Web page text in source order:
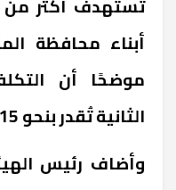
موضحًا أن
الثانية تُقدر بنحو 115 مليار جنيه.
وأضاف رئيس